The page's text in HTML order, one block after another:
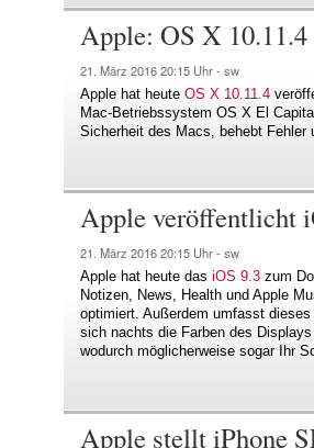
Apple: OS X
21. März 201620:15 Uhr - sw
Apple hat heute OS X 10.11.4
Mac-Betriebssystem OS X El
Sicherheit des Macs, behebt Fehler
Apple veröffentlicht
21. März 201620:15 Uhr - sw
Apple hat heute das iOS 9.3 zum
Notizen, News, Health und Apple
optimiert. Außerdem umfasst
sich nachts die Farben des
wodurch möglicherweise sogar Ihr
Apple stellt iPhone